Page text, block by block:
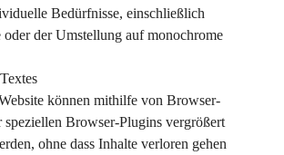
Bedürfnisse, einschließlich
oder der Umstellung auf monochrome
können mithilfe von Browser-
speziellen Browser-Plugins vergrößert
ohne dass Inhalte verloren gehen